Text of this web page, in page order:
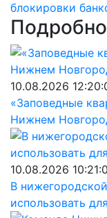
блокировки
Подробно
10.08.2026
«Заповедные
Нижнем
10.08.2026
В
использовать